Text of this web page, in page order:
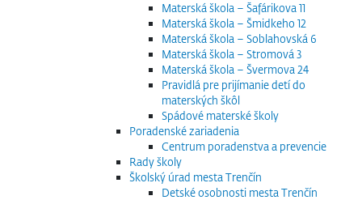
Materská škola – Šafárikova 11
Materská škola – Šmidkeho 12
Materská škola – Soblahovská 6
Materská škola – Stromová 3
Materská škola – Švermova 24
Pravidlá pre prijímanie detí do
materských škôl
Spádové materské školy
Poradenské zariadenia
Centrum poradenstva a prevencie
Rady školy
Školský úrad mesta Trenčín
Detské osobnosti mesta Trenčín